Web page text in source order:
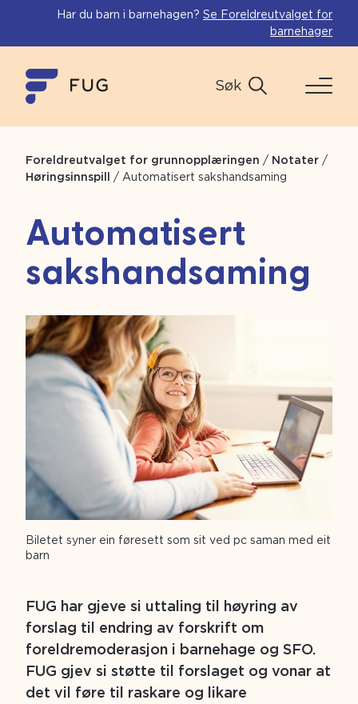
Har du barn i barnehagen? Se Foreldreutvalget for
barnehager
Søk
Foreldreutvalget for grunnopplæringen / Notater /
Høringsinnspill
/ Automatisert sakshandsaming
Automatisert
sakshandsaming
Biletet syner ein føresett som sit ved pc saman med eit
barn
FUG har gjeve si uttaling til høyring av
forslag til endring av forskrift om
foreldremoderasjon i barnehage og SFO.
FUG gjev si støtte til forslaget og vonar at
det vil føre til raskare og likare